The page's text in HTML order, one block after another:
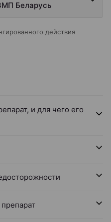
Беларусь
действия
и для чего его